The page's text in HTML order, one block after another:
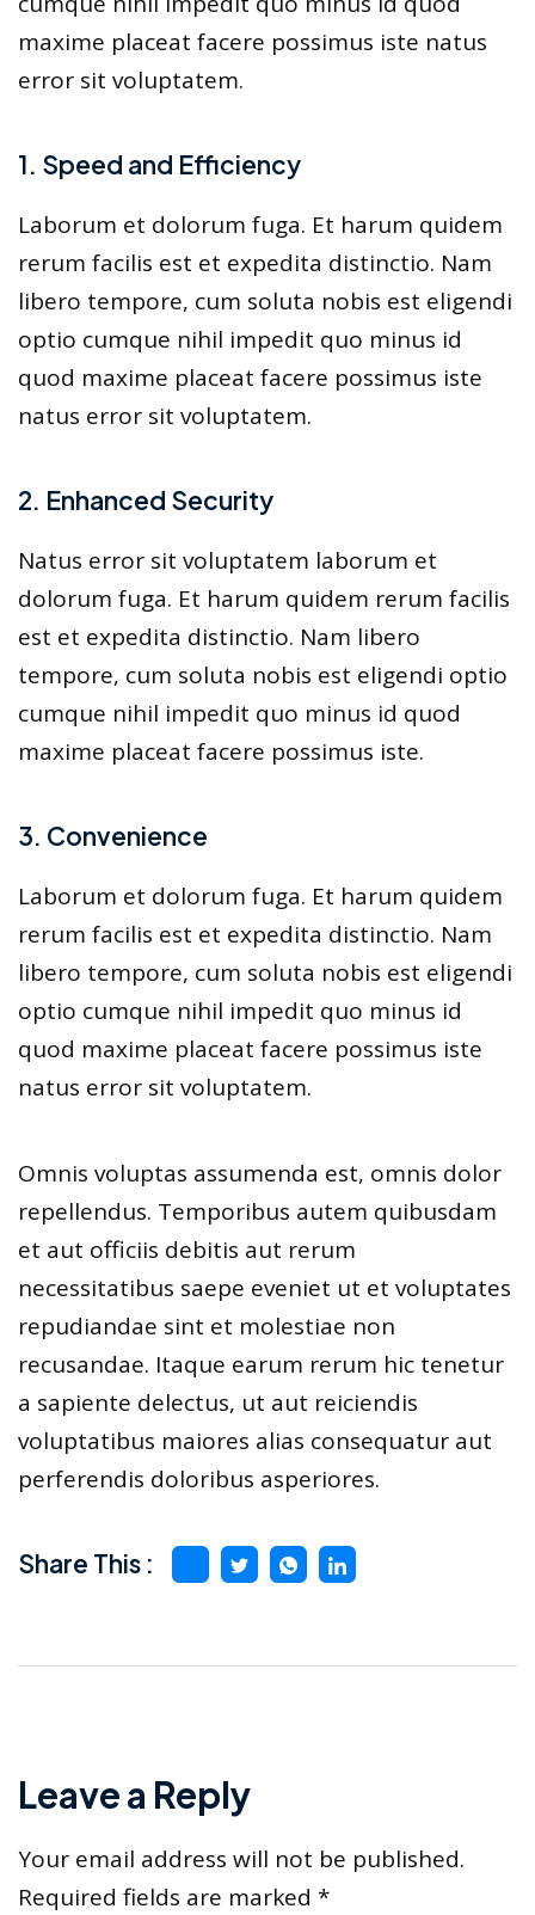
maxime placeat facere possimus iste natus
error sit voluptatem.
1. Speed and Efficiency
Laborum et dolorum fuga. Et harum quidem
rerum facilis est et expedita distinctio. Nam
libero tempore, cum soluta nobis est eligendi
optio cumque nihil impedit quo minus id
quod maxime placeat facere possimus iste
natus error sit voluptatem.
2. Enhanced Security
Natus error sit voluptatem laborum et
dolorum fuga. Et harum quidem rerum facilis
est et expedita distinctio. Nam libero
tempore, cum soluta nobis est eligendi optio
cumque nihil impedit quo minus id quod
maxime placeat facere possimus iste.
3. Convenience
Laborum et dolorum fuga. Et harum quidem
rerum facilis est et expedita distinctio. Nam
libero tempore, cum soluta nobis est eligendi
optio cumque nihil impedit quo minus id
quod maxime placeat facere possimus iste
natus error sit voluptatem.
Omnis voluptas assumenda est, omnis dolor
repellendus. Temporibus autem quibusdam
et aut officiis debitis aut rerum
necessitatibus saepe eveniet ut et voluptates
repudiandae sint et molestiae non
recusandae. Itaque earum rerum hic tenetur
a sapiente delectus, ut aut reiciendis
voluptatibus maiores alias consequatur aut
perferendis doloribus asperiores.
Share This :
Leave a Reply
Your email address will not be published.
Required fields are marked *